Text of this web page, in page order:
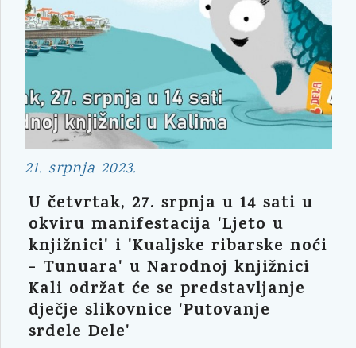
21. srpnja 2023.
U četvrtak, 27. srpnja u 14 sati u
okviru manifestacija 'Ljeto u
knjižnici' i 'Kualjske ribarske noći
- Tunuara' u Narodnoj knjižnici
Kali održat će se predstavljanje
dječje slikovnice 'Putovanje
srdele Dele'